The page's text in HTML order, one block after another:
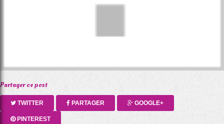
Partager ce post
TWITTER PARTAGER GOOGLE+
PINTEREST